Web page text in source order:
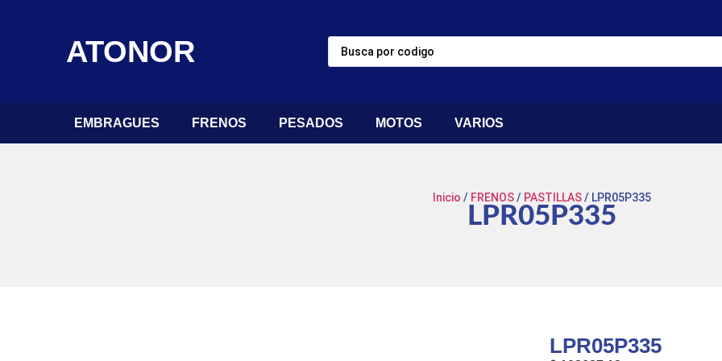
ATONOR
EMBRAGUES FRENOS PESADOS MOTOS VARIOS
Inicio / FRENOS/ PASTILLAS/ LPR05P335
LPR05P335
LPR05P335